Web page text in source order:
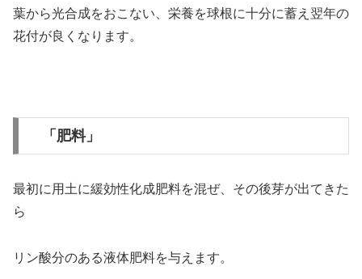
葉から光合成をおこない、栄養を球根に十分に蓄え翌年の
花付が良くなります。
「肥料」
最初に用土に緩効性化成肥料を混ぜ、その後芽が出てきた
ら
リン酸分のある液体肥料を与えます。